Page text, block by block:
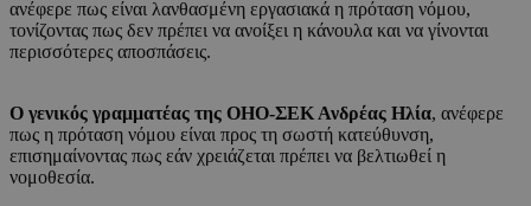
ανέφερε πως είναι λανθασμένη εργασιακά η πρόταση νόμου,
τονίζοντας πως δεν πρέπει να ανοίξει η κάνουλα και να γίνονται
περισσότερες αποσπάσεις.
Ο γενικός γραμματέας της ΟΗΟ-ΣΕΚ Ανδρέας Ηλία, ανέφερε
πως η πρόταση νόμου είναι προς τη σωστή κατεύθυνση,
επισημαίνοντας πως εάν χρειάζεται πρέπει να βελτιωθεί η
νομοθεσία.